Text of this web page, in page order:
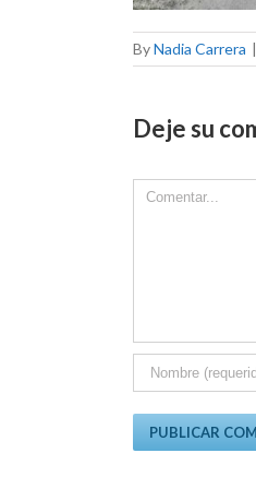
ByNadia Carrera |
Deje su
Comment